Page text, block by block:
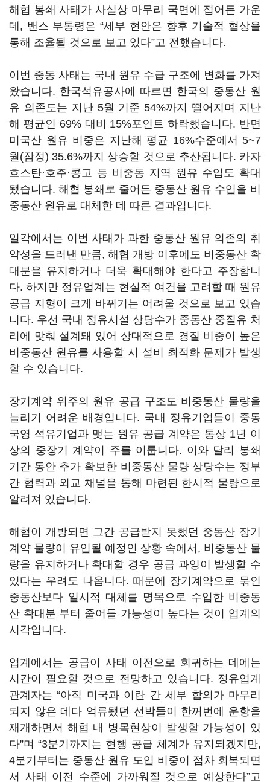
해협 봉쇄 사태가 사실상 마무리 국면에 접어든 가운
데, 밴스 부통령은 “세부 현안은 향후 기술적 협상을
통해 조율될 것으로 보고 있다”고 전했습니다.
이번 중동 사태는 국내 원유 수급 구조에 변화를 가져
왔습니다. 한국석유공사에 따르면 한국의 중동산 원
유 의존도는 지난 5월 기준 54%까지 떨어지며 지난
해 평균인 69% 대비 15%포인트 하락했습니다. 반면
미국산 원유 비중은 지난해 평균 16%수준에서 5~7
월(잠정) 35.6%까지 상승할 것으로 추산됩니다. 카자
흐스탄·호주·콩고 등 비중동 지역 원유 수입도 확대
됐습니다. 해협 봉쇄로 줄어든 중동산 원유 수입을 비
중동산 원유로 대체한 데 따른 결과입니다.
일각에서는 이번 사태가 과한 중동산 원유 의존의 취
약성을 드러낸 만큼, 해협 개방 이후에도 비중동산 확
대분을 유지하거나 더욱 확대해야 한다고 주장합니
다. 하지만 정유업계는 현실적 여건을 고려할 때 원유
공급 지형이 크게 바뀌기는 어려울 것으로 보고 있습
니다. 우선 국내 정유시설 상당수가 중동산 중질유 처
리에 맞춰 설계돼 있어 상대적으로 경질 비중이 높은
비중동산 원유를 사용할 시 설비 최적화 문제가 발생
할 수 있습니다.
장기계약 위주의 원유 공급 구조도 비중동산 물량을
늘리기 어려운 배경입니다. 국내 정유기업들이 중동
국영 석유기업과 맺는 원유 공급 계약은 통상 1년 이
상의 중장기 계약이 주를 이룹니다. 이와 달리 봉쇄
기간 동안 추가 확보한 비중동산 물량 상당수는 정부
간 협력과 외교 채널을 통해 마련된 한시적 물량으로
알려져 있습니다.
해협이 개방되면 그간 공급받지 못했던 중동산 장기
계약 물량이 유입될 예정인 상황 속에서, 비중동산 물
량을 유지하거나 확대할 경우 공급 과잉이 발생할 수
있다는 우려도 나옵니다. 때문에 장기계약으로 묶인
중동산보다 일시적 대체를 명목으로 수입한 비중동
산 확대분 부터 줄어들 가능성이 높다는 것이 업계의
시각입니다.
업계에서는 공급이 사태 이전으로 회귀하는 데에는
시간이 필요할 것으로 전망하고 있습니다. 정유업계
관계자는 “아직 미국과 이란 간 세부 합의가 마무리
되지 않은 데다 억류됐던 선박들이 한꺼번에 운항을
재개하면서 해협 내 병목현상이 발생할 가능성이 있
다”며 “3분기까지는 현행 공급 체계가 유지되겠지만,
4분기부터는 중동산 원유 도입 비중이 점차 회복되면
서 사태 이전 수준에 가까워질 것으로 예상한다”고